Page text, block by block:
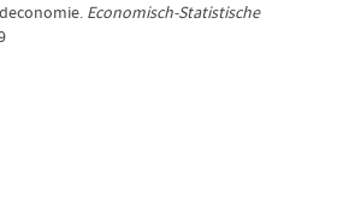
Economisch-Statistische